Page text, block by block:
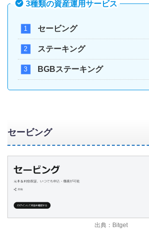
3種類の資産運用サービス
セービング
ステーキング
BGBステーキング
セービング
出典：Bitget